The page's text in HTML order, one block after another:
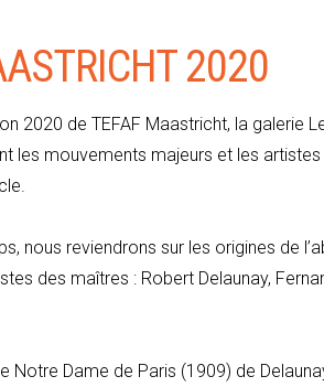
2020
2020 de TEFAF Maastricht, la galerie
les mouvements majeurs et les artistes
nous reviendrons sur les origines de
des maîtres : Robert Delaunay,
Notre Dame de Paris (1909) de